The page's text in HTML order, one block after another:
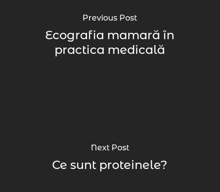
Previous Post
Ecografia mamară în
practica medicală
Next Post
Ce sunt proteinele?